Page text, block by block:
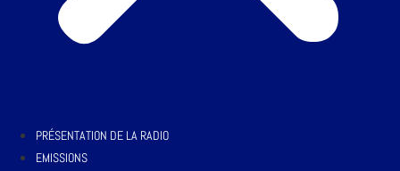
PRÉSENTATION DE LA RADIO
EMISSIONS